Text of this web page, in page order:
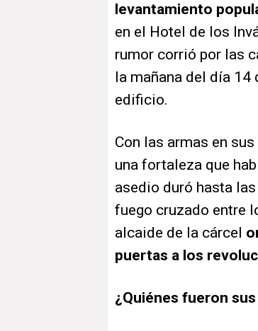
levantamiento
en el Hotel de los
rumor corrió por las
la mañana del día
edificio.
Con las armas en
una fortaleza que
asedio duró hasta
fuego cruzado entre
alcaide de la cárcel
puertas a los
¿Quiénes fueron